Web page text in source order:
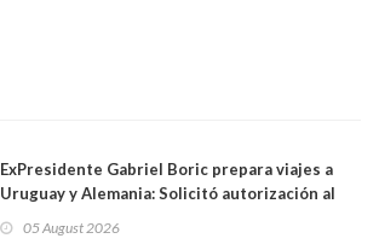
ExPresidente Gabriel Boric prepara viajes a
Uruguay y Alemania: Solicitó autorización al
05 August 2026